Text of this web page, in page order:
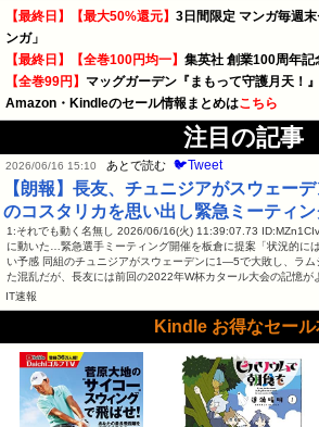
【最終日】【最大50%還元】 3日間限定 マンガ毎週
ンガ」
【最終日】【全巻100円均一】 集英社 創業100周年記
【全巻99円】 マッグガーデン『まもって守護月天！
Amazon・Kindleのセール情報まとめはこちら
注目の記事
2026/06/16 15:10 あとで読む 🐦Tweet
【朗報】長友、チュニジアがスウェー
のコスタリカを思い出し緊急ミーティン
1:それでも動く名無し 2026/06/16(火) 11:39:07.73
に動いた…緊急選手ミーティング開催を板倉に提案「状況的に
い予感 同組のチュニジアがスウェーデンに1―5で大敗し、ラム
た混乱だが、長友には前回の2022年W杯カタール大会の記憶が
IT速報
Kindle お得なセール